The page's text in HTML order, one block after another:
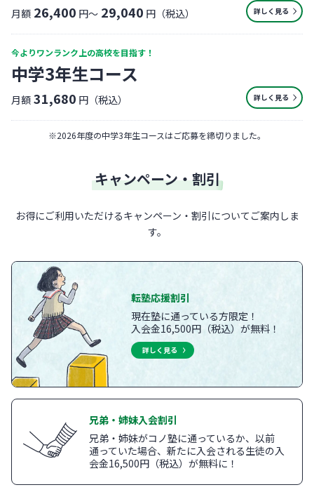
月額 26,400 円〜 29,040 円（税込） 詳しく見る
今よりワンランク上の高校を目指す！
中学3年生コース
月額 31,680 円（税込） 詳しく見る
※2026年度の中学3年生コースはご応募を締切りました。
キャンペーン・割引
お得にご利用いただけるキャンペーン・割引についてご案内しま
す。
転塾応援割引
現在塾に通っている方限定！
入会金16,500円（税込）が無料！
詳しく見る
兄弟・姉妹入会割引
兄弟・姉妹がコノ塾に通っているか、以前
通っていた場合、新たに入会される生徒の入
会金16,500円（税込）が無料に！